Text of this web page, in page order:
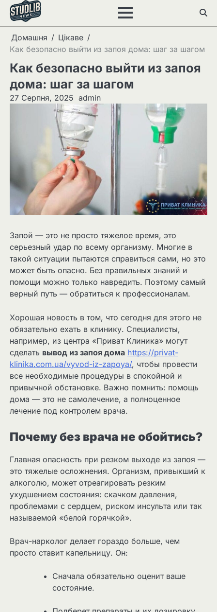
Перейти
вмісту
Домашня
Цікаве
Как безопасно выйти из запоя дома: шаг за шагом
Как безопасно выйти из запоя
дома: шаг за шагом
27 Серпня, 2025 admin
Запой — это не просто тяжелое время, это
серьезный удар по всему организму. Многие в
такой ситуации пытаются справиться сами, но это
может быть опасно. Без правильных знаний и
помощи можно только навредить. Поэтому самый
верный путь — обратиться к профессионалам.
Хорошая новость в том, что сегодня для этого не
обязательно ехать в клинику. Специалисты,
например, из центра «Приват Клиника» могут
сделать вывод из запоя дома https://privat-
klinika.com.ua/vyvod-iz-zapoya/, чтобы провести
все необходимые процедуры в спокойной и
привычной обстановке. Важно помнить: помощь
дома — это не самолечение, а полноценное
лечение под контролем врача.
Почему без врача не обойтись?
Главная опасность при резком выходе из запоя —
это тяжелые осложнения. Организм, привыкший к
алкоголю, может отреагировать резким
ухудшением состояния: скачком давления,
проблемами с сердцем, риском инсульта или так
называемой «белой горячкой».
Врач-нарколог делает гораздо больше, чем
просто ставит капельницу. Он:
Сначала обязательно оценит ваше
состояние.